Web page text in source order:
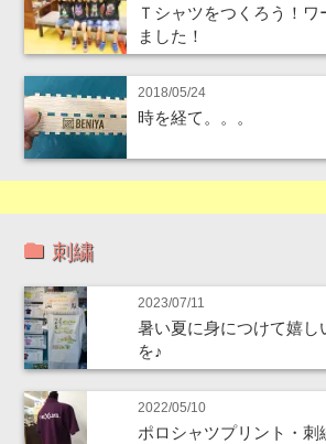
Ｔシャツをつくろう！
ました！
2018/05/24
時を経て。。。
刺繍
2023/07/11
暑い夏に身につけて嬉し
を♪
2022/05/10
ポロシャツプリント・